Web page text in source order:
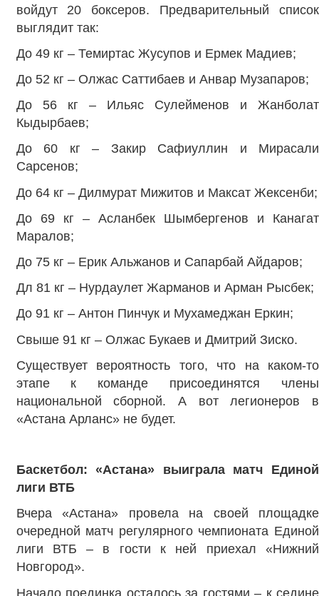
войдут 20 боксеров. Предварительный список
выглядит так:
До 49 кг – Темиртас Жусупов и Ермек Мадиев;
До 52 кг – Олжас Саттибаев и Анвар Музапаров;
До 56 кг – Ильяс Сулейменов и Жанболат
Кыдырбаев;
До 60 кг – Закир Сафиуллин и Мирасали
Сарсенов;
До 64 кг – Дилмурат Мижитов и Максат Жексенби;
До 69 кг – Асланбек Шымбергенов и Канагат
Маралов;
До 75 кг – Ерик Альжанов и Сапарбай Айдаров;
Дл 81 кг – Нурдаулет Жарманов и Арман Рысбек;
До 91 кг – Антон Пинчук и Мухамеджан Еркин;
Свыше 91 кг – Олжас Букаев и Дмитрий Зиско.
Существует вероятность того, что на каком-то
этапе к команде присоединятся члены
национальной сборной. А вот легионеров в
«Астана Арланс» не будет.
Баскетбол: «Астана» выиграла матч Единой
лиги ВТБ
Вчера «Астана» провела на своей площадке
очередной матч регулярного чемпионата Единой
лиги ВТБ – в гости к ней приехал «Нижний
Новгород».
Начало поединка осталось за гостями – к седине